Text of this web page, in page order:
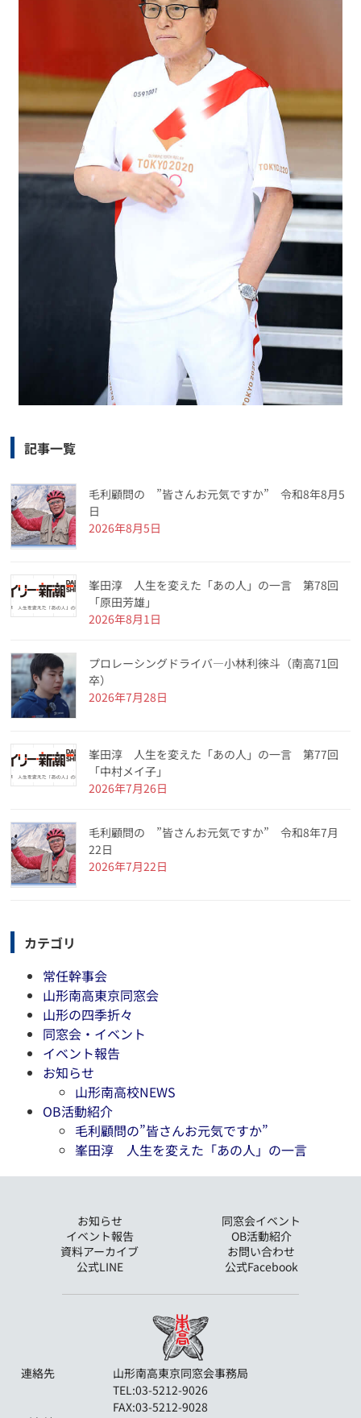
記事一覧
毛利顧問の ”皆さんお元気ですか” 令和8年8月5
日
2026年8月5日
峯田淳 人生を変えた「あの人」の一言 第78回
「原田芳雄」
2026年8月1日
プロレーシングドライバ―小林利徠斗（南高71回
卒）
2026年7月28日
峯田淳 人生を変えた「あの人」の一言 第77回
「中村メイ子」
2026年7月26日
毛利顧問の ”皆さんお元気ですか” 令和8年7月
22日
2026年7月22日
カテゴリ
常任幹事会
山形南高東京同窓会
山形の四季折々
同窓会・イベント
イベント報告
お知らせ
山形南高校NEWS
OB活動紹介
毛利顧問の”皆さんお元気ですか”
峯田淳 人生を変えた「あの人」の一言
お知らせ
同窓会イベント
イベント報告
OB活動紹介
資料アーカイブ
お問い合わせ
公式LINE
公式Facebook
連絡先
山形南高東京同窓会事務局
TEL:03-5212-9026
FAX:03-5212-9028